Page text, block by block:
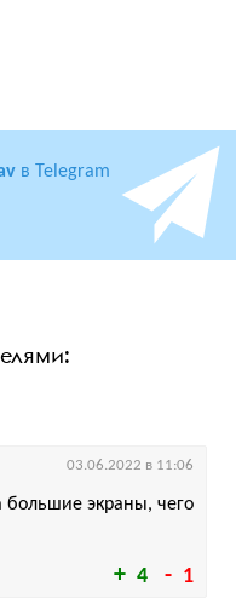
в Telegram
4 1
большие экраны, чего
03.06.2022 в 11:06